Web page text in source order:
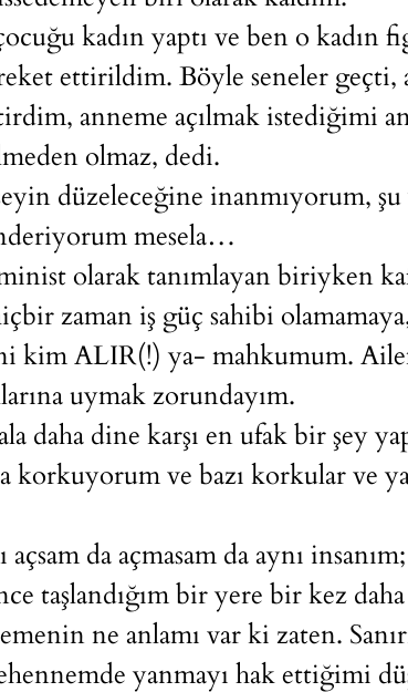
kadın yaptı ve ben o kadın
ettirildim. Böyle seneler
anneme açılmak istediğimi
olmaz, dedi.
düzeleceğine inanmıyorum, şu
mesela…
olarak tanımlayan biriyken
zaman iş güç sahibi
kim ALIR(!) ya- mahkumum.
uymak zorundayım.
daha dine karşı en ufak bir şey
korkuyorum ve bazı korkular ve
da açmasam da aynı
taşlandığım bir yere bir kez
ne anlamı var ki zaten.
yanmayı hak ettiğimi